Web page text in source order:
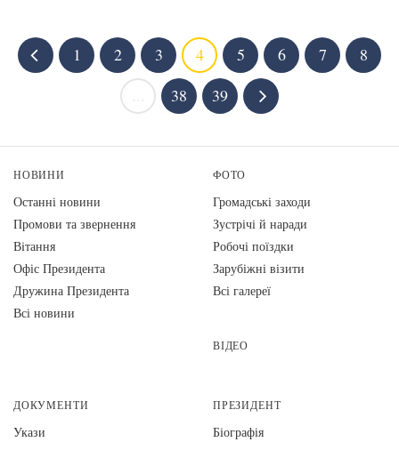
1 2 3 4 5 6 7
8
38 39
НОВИНИ
Останні новини
Промови та звернення
Вiтання
Офіс Президента
Дружина Президента
Всі новини
ФОТО
Громадські заходи
Зустрічі й наради
Робочі поїздки
Зарубіжні візити
Всі галереї
ВІДЕО
ДОКУМЕНТИ
Укази
ПРЕЗИДЕНТ
Біографія